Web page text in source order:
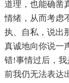
道理，也能确凿
情绪，从而考虑
执、自私，说出
真诚地向你说一
错!事情过后，
前我仍无法表达